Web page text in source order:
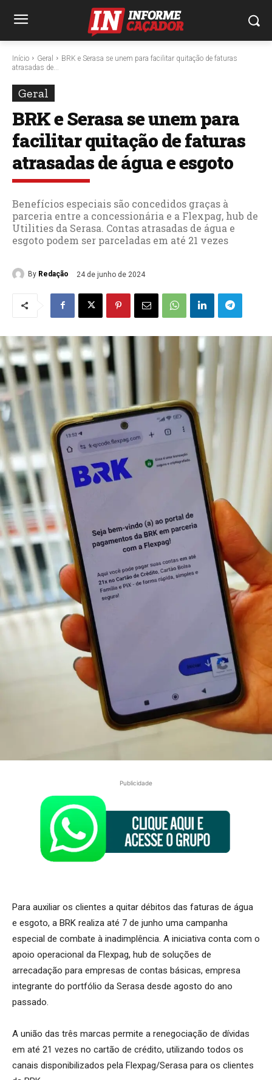
Início Geral
BRK e Serasa se unem para facilitar quitação de faturas
atrasadas de...
Geral
BRK e Serasa se unem para
facilitar quitação de faturas
atrasadas de água e esgoto
Benefícios especiais são concedidos graças à
parceria entre a concessionária e a Flexpag, hub de
Utilities da Serasa. Contas atrasadas de água e
esgoto podem ser parceladas em até 21 vezes
By Redação 24 de junho de 2024
Publicidade
Para auxiliar os clientes a quitar débitos das faturas de água
e esgoto, a BRK realiza até 7 de junho uma campanha
especial de combate à inadimplência. A iniciativa conta com o
apoio operacional da Flexpag, hub de soluções de
arrecadação para empresas de contas básicas, empresa
integrante do portfólio da Serasa desde agosto do ano
passado.
A união das três marcas permite a renegociação de dívidas
em até 21 vezes no cartão de crédito, utilizando todos os
canais disponibilizados pela Flexpag/Serasa para os clientes